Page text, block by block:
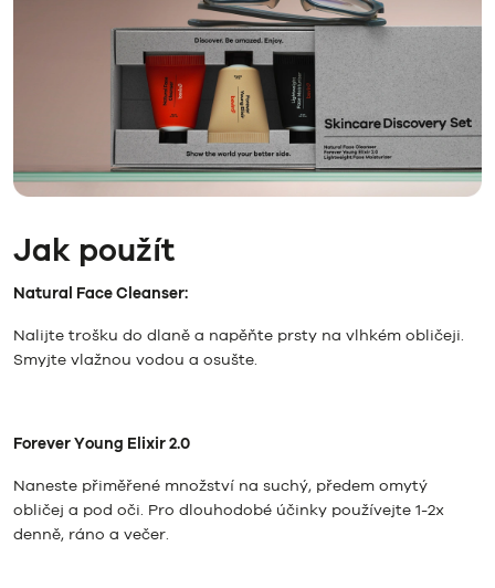
Jak použít
Natural Face Cleanser:
Nalijte trošku do dlaně a napěňte prsty na vlhkém obličeji.
Smyjte vlažnou vodou a osušte.
Forever Young Elixir 2.0
Naneste přiměřené množství na suchý, předem omytý
obličej a pod oči. Pro dlouhodobé účinky používejte 1-2x
denně, ráno a večer.